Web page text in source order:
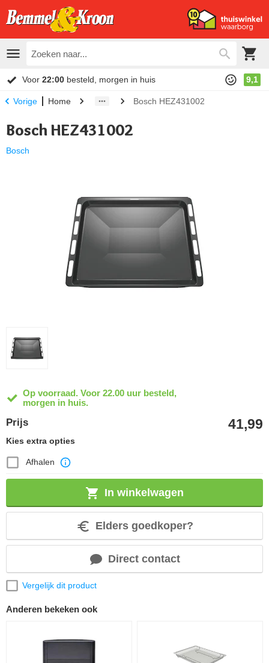
Voor 22:00 besteld, morgen in huis 9,1
Vorige Home Bosch HEZ431002
Bosch HEZ431002
Bosch
Op voorraad. Voor 22.00 uur besteld,
morgen in huis.
Prijs 41,99
Kies extra opties
Afhalen
In winkelwagen
Elders goedkoper?
Direct contact
Vergelijk dit product
Anderen bekeken ook